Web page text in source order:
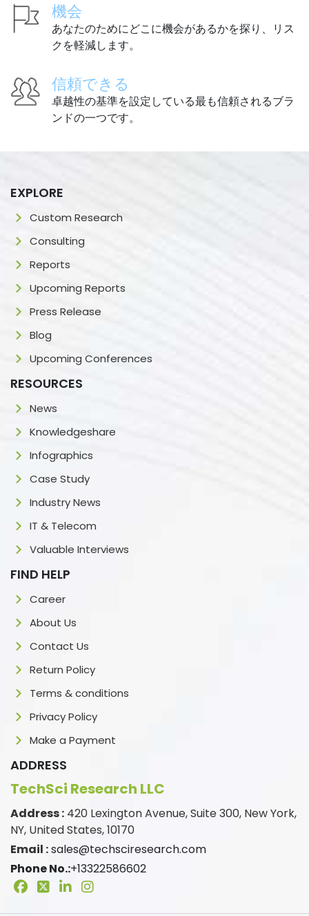
機会
あなたのためにどこに機会があるかを探り、リス
クを軽減します。
信頼できる
卓越性の基準を設定している最も信頼されるブラ
ンドの一つです。
EXPLORE
Custom Research
Consulting
Reports
Upcoming Reports
Press Release
Blog
Upcoming Conferences
RESOURCES
News
Knowledgeshare
Infographics
Case Study
Industry News
IT & Telecom
Valuable Interviews
FIND HELP
Career
About Us
Contact Us
Return Policy
Terms & conditions
Privacy Policy
Make a Payment
ADDRESS
TechSci Research LLC
Address : 420 Lexington Avenue, Suite 300, New York,
NY, United States, 10170
Email :sales@techsciresearch.com
Phone No.:+13322586602